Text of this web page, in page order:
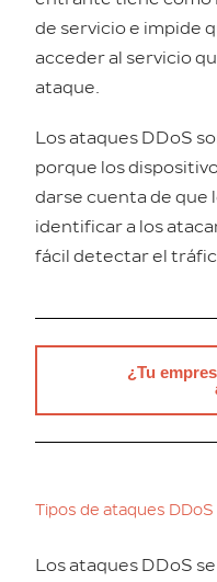
de servicio e impide
acceder al servicio
ataque.
Los ataques DDoS
porque los
darse cuenta de que
identificar a los
fácil detectar el
¿Tu
Tipos de ataques DDoS
Los ataques DDoS